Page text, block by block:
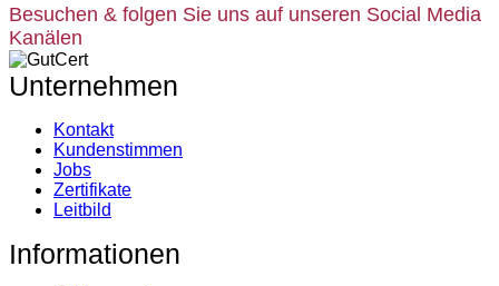
Besuchen & folgen Sie uns auf unseren Social Media
Kanälen
Unternehmen
Kontakt
Kundenstimmen
Jobs
Zertifikate
Leitbild
Informationen